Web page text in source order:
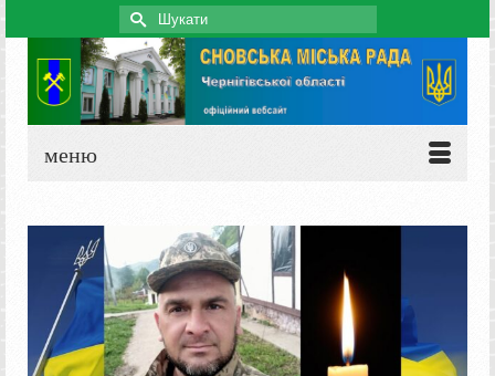
Search
for:
меню